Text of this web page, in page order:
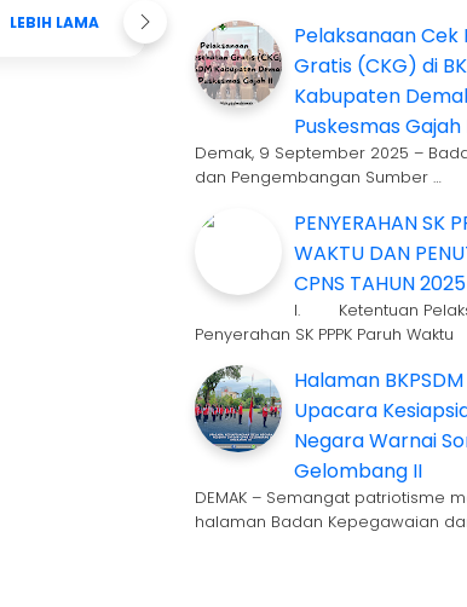
LEBIH LAMA
Pelaksanaan Cek
Gratis (CKG) di
Kabupaten
Puskesmas Gajah
Demak, 9 September 2025 –
dan Pengembangan Sumber …
PENYERAHAN SK
WAKTU DAN
CPNS TAHUN 2025
I. Ketentuan
Penyerahan SK PPPK Paruh
Halaman
Upacara
Negara Warnai
Gelombang II
DEMAK – Semangat patriotisme
halaman Badan Kepegawaian